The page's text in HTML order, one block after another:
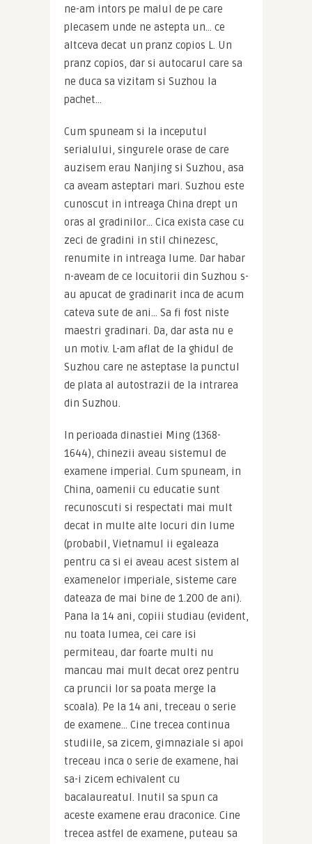
ne-am intors pe malul de pe care
plecasem unde ne astepta un… ce
altceva decat un pranz copios L. Un
pranz copios, dar si autocarul care sa
ne duca sa vizitam si Suzhou la
pachet…
Cum spuneam si la inceputul
serialului, singurele orase de care
auzisem erau Nanjing si Suzhou, asa
ca aveam asteptari mari. Suzhou este
cunoscut in intreaga China drept un
oras al gradinilor… Cica exista case cu
zeci de gradini in stil chinezesc,
renumite in intreaga lume. Dar habar
n-aveam de ce locuitorii din Suzhou s-
au apucat de gradinarit inca de acum
cateva sute de ani… Sa fi fost niste
maestri gradinari. Da, dar asta nu e
un motiv. L-am aflat de la ghidul de
Suzhou care ne asteptase la punctul
de plata al autostrazii de la intrarea
din Suzhou.
In perioada dinastiei Ming (1368-
1644), chinezii aveau sistemul de
examene imperial. Cum spuneam, in
China, oamenii cu educatie sunt
recunoscuti si respectati mai mult
decat in multe alte locuri din lume
(probabil, Vietnamul ii egaleaza
pentru ca si ei aveau acest sistem al
examenelor imperiale, sisteme care
dateaza de mai bine de 1.200 de ani).
Pana la 14 ani, copiii studiau (evident,
nu toata lumea, cei care isi
permiteau, dar foarte multi nu
mancau mai mult decat orez pentru
ca pruncii lor sa poata merge la
scoala). Pe la 14 ani, treceau o serie
de examene… Cine trecea continua
studiile, sa zicem, gimnaziale si apoi
treceau inca o serie de examene, hai
sa-i zicem echivalent cu
bacalaureatul. Inutil sa spun ca
aceste examene erau draconice. Cine
trecea astfel de examene, puteau sa